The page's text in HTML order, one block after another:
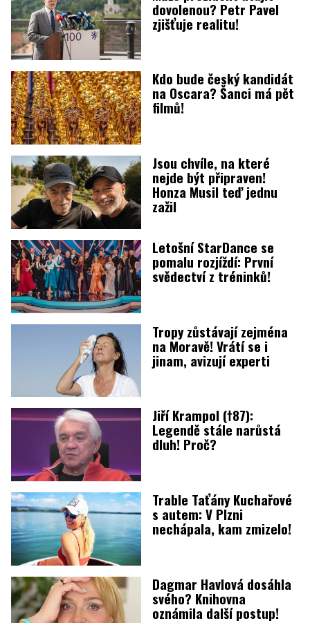
dovolenou? Petr Pavel
zjišťuje realitu!
Kdo bude český kandidát
na Oscara? Šanci má pět
filmů!
Jsou chvíle, na které
nejde být připraven!
Honza Musil teď jednu
zažil
Letošní StarDance se
pomalu rozjíždí: První
svědectví z tréninků!
Tropy zůstávají zejména
na Moravě! Vrátí se i
jinam, avizují experti
Jiří Krampol (†87):
Legendě stále narůstá
dluh! Proč?
Trable Taťány Kuchařové
s autem: V Plzni
nechápala, kam zmizelo!
Dagmar Havlová dosáhla
svého? Knihovna
oznámila další postup!